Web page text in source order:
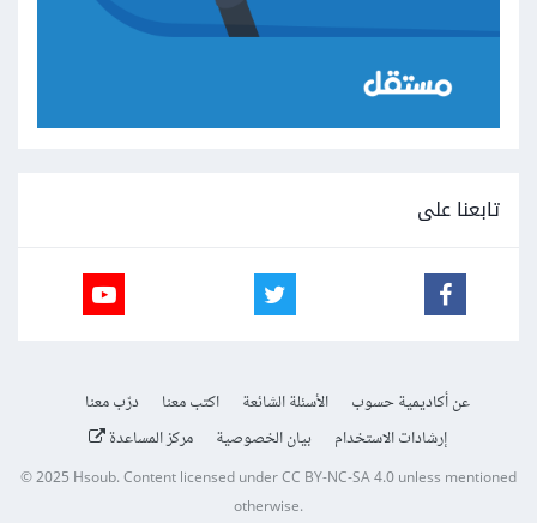
تابعنا على
عن أكاديمية حسوب الأسئلة الشائعة اكتب معنا
درّب معنا
إرشادات الاستخدام
بيان الخصوصية مركز المساعدة
© 2025Hsoub.Content licensed underCC BY-NC-SA 4.0unless mentioned
otherwise.